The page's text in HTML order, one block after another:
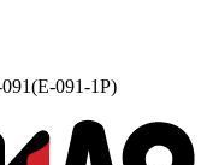
091-1P)